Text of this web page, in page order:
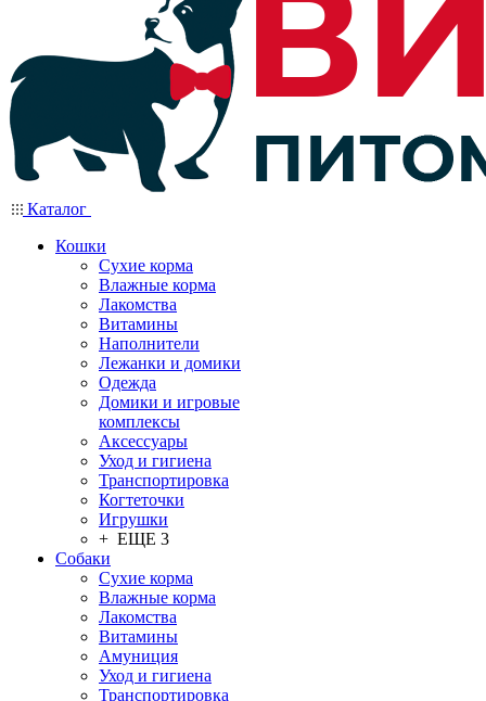
Каталог
Кошки
Сухие корма
Влажные корма
Лакомства
Витамины
Наполнители
Лежанки и домики
Одежда
Домики и игровые
комплексы
Аксессуары
Уход и гигиена
Транспортировка
Когтеточки
Игрушки
+ ЕЩЕ 3
Собаки
Сухие корма
Влажные корма
Лакомства
Витамины
Амуниция
Уход и гигиена
Транспортировка